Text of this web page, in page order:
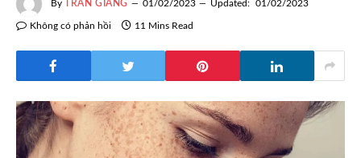
By TRẦN GIANG 01/02/2023 Updated: 01/02/2023
Không có phản hồi 11 Mins Read